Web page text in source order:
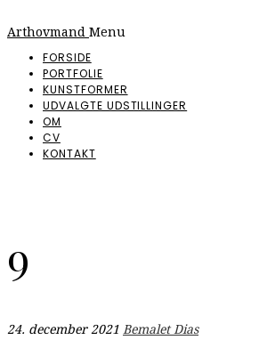
Arthovmand Menu
FORSIDE
PORTFOLIE
KUNSTFORMER
UDVALGTE UDSTILLINGER
OM
CV
KONTAKT
9
24. december 2021 Bemalet Dias